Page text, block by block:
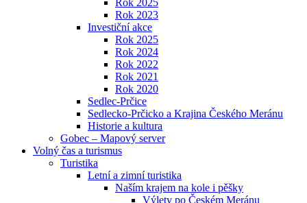
Rok 2025
Rok 2023
Investiční akce
Rok 2025
Rok 2024
Rok 2022
Rok 2021
Rok 2020
Sedlec-Prčice
Sedlecko-Prčicko a Krajina Českého Meránu
Historie a kultura
Gobec – Mapový server
Volný čas a turismus
Turistika
Letní a zimní turistika
Naším krajem na kole i pěšky
Výlety po Českém Meránu